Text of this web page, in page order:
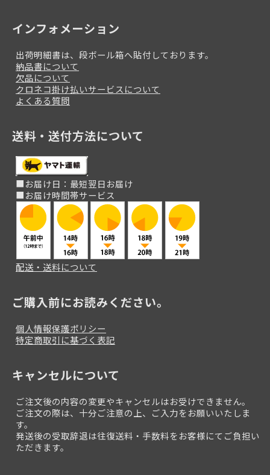
インフォメーション
出荷明細書は、段ボール箱へ貼付しております。
納品書について
欠品について
クロネコ掛け払いサービスについて
よくある質問
送料・送付方法について
■お届け日：最短翌日お届け
■お届け時間帯サービス
配送・送料について
ご購入前にお読みください。
個人情報保護ポリシー
特定商取引に基づく表記
キャンセルについて
ご注文後の内容の変更やキャンセルはお受けできません。
ご注文の際は、十分ご注意の上、ご入力をお願いいたしま
す。
発送後の受取辞退は往復送料・手数料をお客様にてご負担い
ただきます。